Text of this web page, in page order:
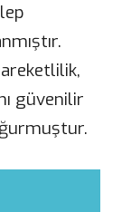
güvenilir